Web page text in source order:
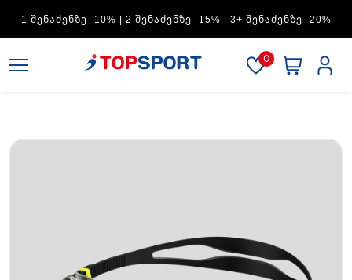
1 ᲨᲔᲜᲐᲫᲔᲜᲖᲔ -10% | 2 ᲨᲔᲜᲐᲫᲔᲜᲖᲔ -15% | 3+ ᲨᲔᲜᲐᲫᲔᲜᲖᲔ -20%
0